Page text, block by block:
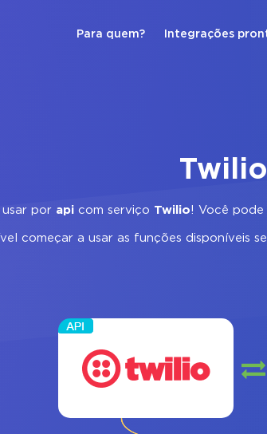
Para quem? Integrações
Twilio
por api com serviço Twilio! Você pode
começar a usar as funções disponíveis